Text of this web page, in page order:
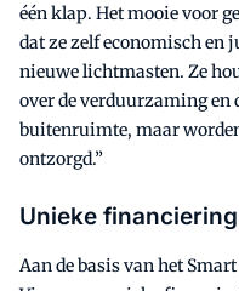
één klap. Het mooie voor
dat ze zelf economisch en
nieuwe lichtmasten. Ze
over de verduurzaming en
buitenruimte, maar
ontzorgd.”
Unieke financiering
Aan de basis van het